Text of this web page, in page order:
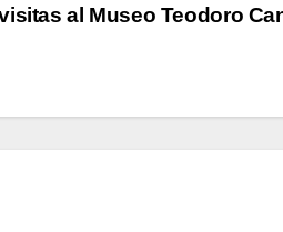
al Museo Teodoro